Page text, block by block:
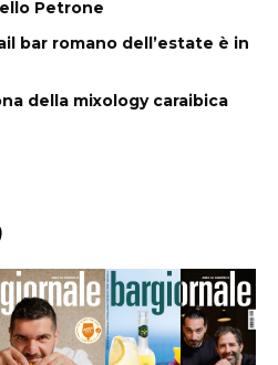
Petrone
bar romano dell’estate è in
della mixology caraibica